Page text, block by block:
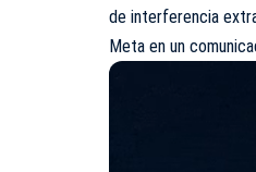
de interferencia
Meta en un